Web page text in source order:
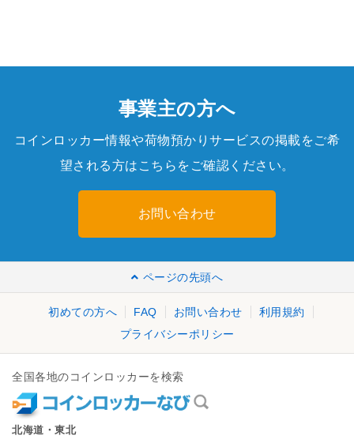
事業主の方へ
コインロッカー情報や荷物預かりサービスの掲載をご希
望される方はこちらをご確認ください。
お問い合わせ
ページの先頭へ
初めての方へ FAQ お問い合わせ
利用規約
プライバシーポリシー
全国各地のコインロッカーを検索
北海道・東北